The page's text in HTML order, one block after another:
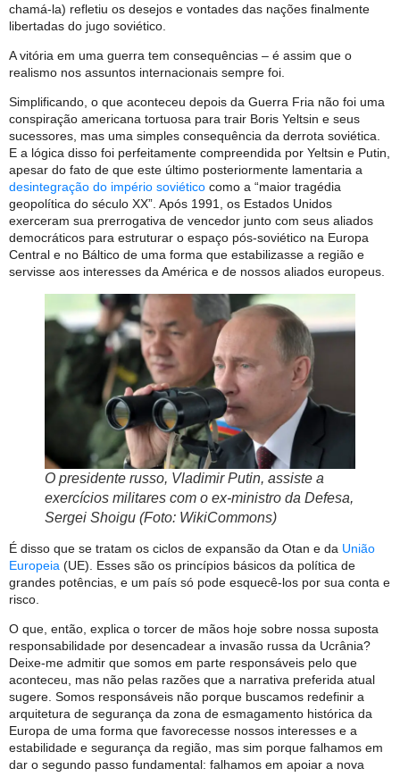
chamá-la) refletiu os desejos e vontades das nações finalmente
libertadas do jugo soviético.
A vitória em uma guerra tem consequências – é assim que o
realismo nos assuntos internacionais sempre foi.
Simplificando, o que aconteceu depois da Guerra Fria não foi uma
conspiração americana tortuosa para trair Boris Yeltsin e seus
sucessores, mas uma simples consequência da derrota soviética.
E a lógica disso foi perfeitamente compreendida por Yeltsin e Putin,
apesar do fato de que este último posteriormente lamentaria a
desintegração do império soviético como a “maior tragédia
geopolítica do século XX”. Após 1991, os Estados Unidos
exerceram sua prerrogativa de vencedor junto com seus aliados
democráticos para estruturar o espaço pós-soviético na Europa
Central e no Báltico de uma forma que estabilizasse a região e
servisse aos interesses da América e de nossos aliados europeus.
O presidente russo, Vladimir Putin, assiste a
exercícios militares com o ex-ministro da Defesa,
Sergei Shoigu (Foto: WikiCommons)
É disso que se tratam os ciclos de expansão da Otan e da União
Europeia (UE). Esses são os princípios básicos da política de
grandes potências, e um país só pode esquecê-los por sua conta e
risco.
O que, então, explica o torcer de mãos hoje sobre nossa suposta
responsabilidade por desencadear a invasão russa da Ucrânia?
Deixe-me admitir que somos em parte responsáveis ​​pelo que
aconteceu, mas não pelas razões que a narrativa preferida atual
sugere. Somos responsáveis ​​não porque buscamos redefinir a
arquitetura de segurança da zona de esmagamento histórica da
Europa de uma forma que favorecesse nossos interesses e a
estabilidade e segurança da região, mas sim porque falhamos em
dar o segundo passo fundamental: falhamos em apoiar a nova